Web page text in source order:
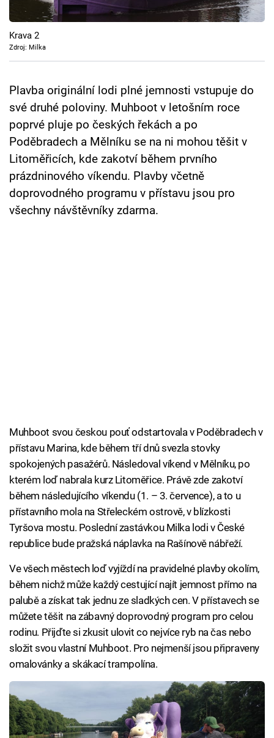
Cool Esport
Pořady
Sledujte prima+
Přihlášení
Sledujte nás
Krava 2
Zdroj: Milka
Plavba originální lodi plné jemnosti vstupuje do
své druhé poloviny. Muhboot v letošním roce
poprvé pluje po českých řekách a po
Poděbradech a Mělníku se na ni mohou těšit v
Litoměřicích, kde zakotví během prvního
prázdninového víkendu. Plavby včetně
doprovodného programu v přístavu jsou pro
všechny návštěvníky zdarma.
Muhboot svou českou pouť odstartovala v Poděbradech v
přístavu Marina, kde během tří dnů svezla stovky
spokojených pasažérů. Následoval víkend v Mělníku, po
kterém loď nabrala kurz Litoměřice. Právě zde zakotví
během následujícího víkendu (1. – 3. července), a to u
přístavního mola na Střeleckém ostrově, v blízkosti
Tyršova mostu. Poslední zastávkou Milka lodi v České
republice bude pražská náplavka na Rašínově nábřeží.
Ve všech městech loď vyjíždí na pravidelné plavby okolím,
během nichž může každý cestující najít jemnost přímo na
palubě a získat tak jednu ze sladkých cen. V přístavech se
můžete těšit na zábavný doprovodný program pro celou
rodinu. Přijďte si zkusit ulovit co nejvíce ryb na čas nebo
složit svou vlastní Muhboot. Pro nejmenší jsou připraveny
omalovánky a skákací trampolína.